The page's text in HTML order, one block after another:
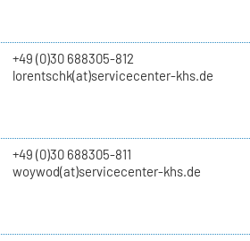
+49 (0)30 688305-812
lorentschk(at)servicecenter-khs.de
+49 (0)30 688305-811
woywod(at)servicecenter-khs.de